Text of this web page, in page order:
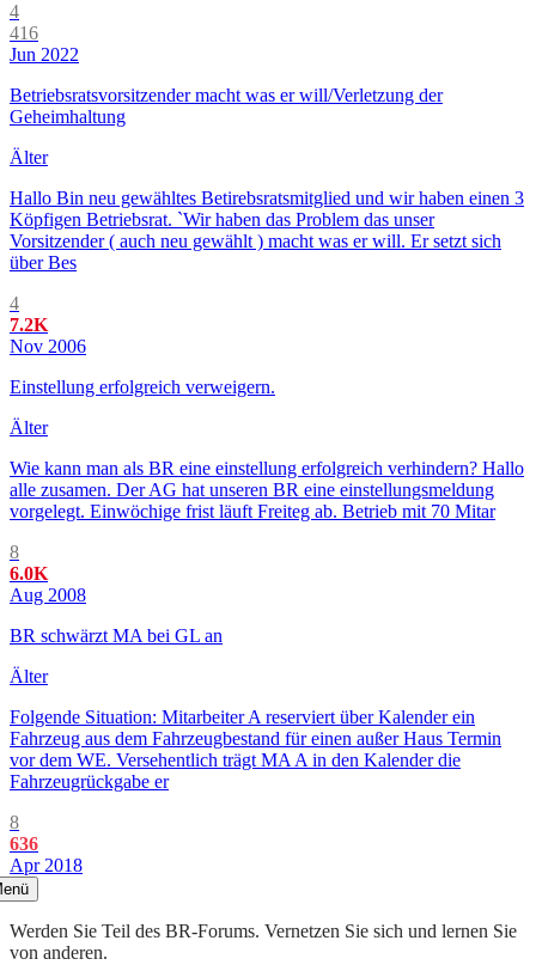
4
416
Jun 2022
Betriebsratsvorsitzender macht was er will/Verletzung der
Geheimhaltung
Älter
Hallo Bin neu gewähltes Betirebsratsmitglied und wir haben einen 3
Köpfigen Betriebsrat. `Wir haben das Problem das unser
Vorsitzender ( auch neu gewählt ) macht was er will. Er setzt sich
über Bes
4
7.2K
Nov 2006
Einstellung erfolgreich verweigern.
Älter
Wie kann man als BR eine einstellung erfolgreich verhindern? Hallo
alle zusamen. Der AG hat unseren BR eine einstellungsmeldung
vorgelegt. Einwöchige frist läuft Freiteg ab. Betrieb mit 70 Mitar
8
6.0K
Aug 2008
BR schwärzt MA bei GL an
Älter
Folgende Situation: Mitarbeiter A reserviert über Kalender ein
Fahrzeug aus dem Fahrzeugbestand für einen außer Haus Termin
vor dem WE. Versehentlich trägt MA A in den Kalender die
Fahrzeugrückgabe er
8
636
Apr 2018
Werden Sie Teil des BR-Forums. Vernetzen Sie sich und lernen Sie
von anderen.